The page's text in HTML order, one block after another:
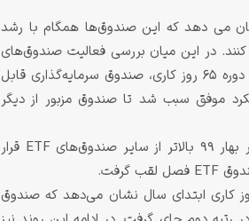
می دهد که این صندوق‌ها همگام با رشد
در این میان بررسی فعالیت صندوق‌های
سرمایه‌گذاری از ابتدای سال جاری تا نیمه تیرماه نشان می‌دهد که در این دوره 65 روز کاری، صندوق سرمایه‌گذاری قابل
شده است. این عملکرد موفق سبب شد تا صندوق مزبور از دیگر
البته صندوق افق ملت در سال 99 عملکرد جالب توجهی داشته است و در بهار 99 بالاتر از سایر صندوق‌های ETF قرار
به عملکرد دیگر صندوق‌های قابل معامله سهامی در این بازه 65 روز کاری ابتدای سال نشان می‌دهد که صندوق